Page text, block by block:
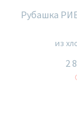
Рубашка
из
2